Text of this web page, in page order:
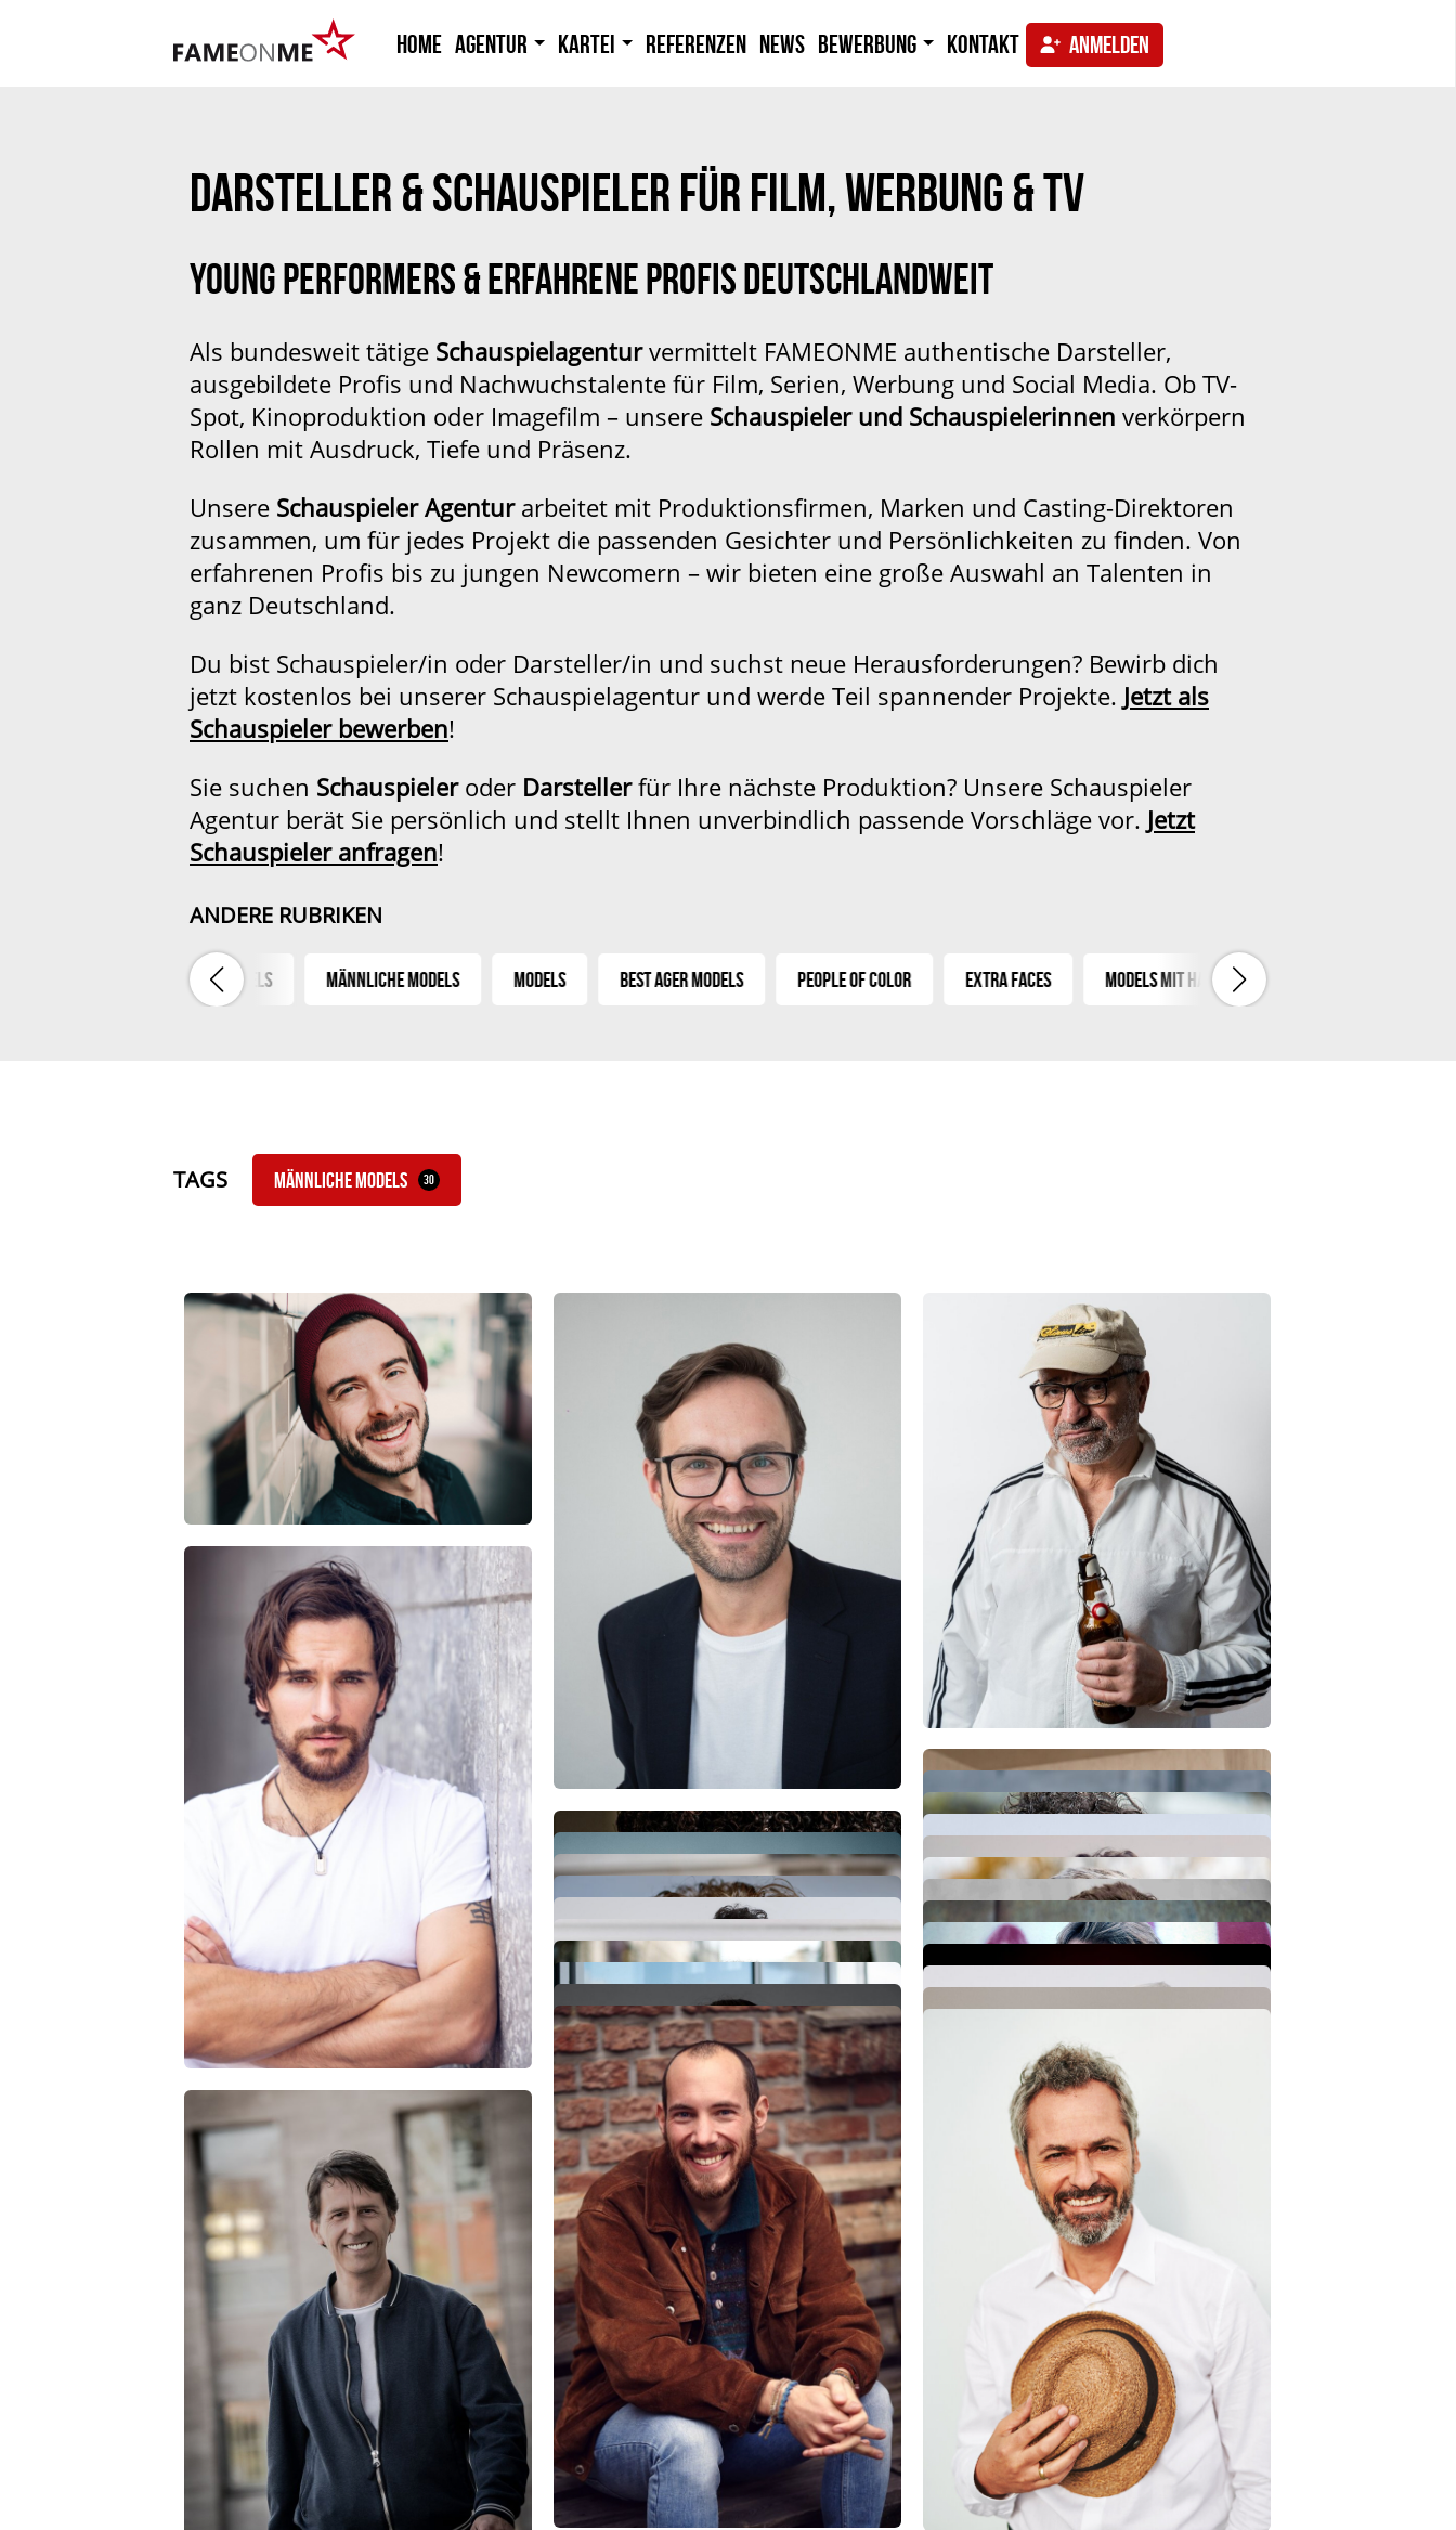
HOME Agentur Kartei Referenzen News Bewerbung Kontakt ANMELDEN
DARSTELLER & SCHAUSPIELER FÜR FILM, WERBUNG & TV
YOUNG PERFORMERS & ERFAHRENE PROFIS DEUTSCHLANDWEIT
Als bundesweit tätige Schauspielagenturvermittelt FAMEONME authentische Darsteller,
ausgebildete Profis und Nachwuchstalente für Film, Serien, Werbung und Social Media. Ob TV-
Spot, Kinoproduktion oder Imagefilm – unsere Schauspieler und Schauspielerinnen verkörpern
Rollen mit Ausdruck, Tiefe und Präsenz.
Unsere Schauspieler Agenturarbeitet mit Produktionsfirmen, Marken und Casting-Direktoren
zusammen, um für jedes Projekt die passenden Gesichter und Persönlichkeiten zu finden. Von
erfahrenen Profis bis zu jungen Newcomern – wir bieten eine große Auswahl an Talenten in
ganz Deutschland.
Du bist Schauspieler/in oder Darsteller/in und suchst neue Herausforderungen? Bewirb dich
jetzt kostenlos bei unserer Schauspielagentur und werde Teil spannender Projekte. Jetzt als
Schauspieler bewerben!
Sie suchen Schauspieleroder Darstellerfür Ihre nächste Produktion? Unsere Schauspieler
Agentur berät Sie persönlich und stellt Ihnen unverbindlich passende Vorschläge vor. Jetzt
Schauspieler anfragen!
ANDERE RUBRIKEN
Weibliche Models Männliche Models Models Best Ager Models People of Color Extra Faces Models mit Handicap
TAGS Männliche Models 30